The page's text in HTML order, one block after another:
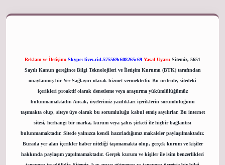
Reklam ve İletişim: Skype: live:.cid.575569c608265c69 Yasal Uyarı: Sitemiz, 5651
Sayılı Kanun gereğince Bilgi Teknolojileri ve İletişim Kurumu (BTK) tarafından
onaylanmış bir Yer Sağlayıcı olarak hizmet vermektedir. Bu nedenle, sitedeki
içerikleri proaktif olarak denetleme veya araştırma yükümlülüğümüz
bulunmamaktadır. Ancak, üyelerimiz yazdıkları içeriklerin sorumluluğunu
taşımakta olup, siteye üye olarak bu sorumluluğu kabul etmiş sayılırlar. Bu internet
sitesi, herhangi bir marka, kurum veya şahıs şirketi ile hiçbir bağlantısı
bulunmamaktadır. Sitede yalnızca kendi hazırladığımız makaleler paylaşılmaktadır.
Burada yer alan içerikler haber niteliği taşımamakta olup, gerçek kurum ve kişiler
hakkında paylaşım yapılmamaktadır. Gerçek kurum ve kişiler ile isim benzerlikleri